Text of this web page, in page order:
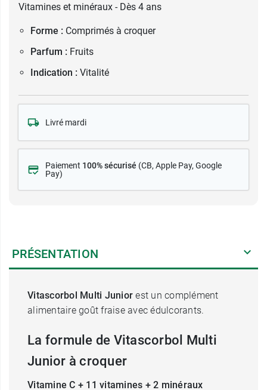
Vitamines et minéraux - Dès 4 ans
Forme : Comprimés à croquer
Parfum : Fruits
Indication : Vitalité
Livré mardi
Paiement 100% sécurisé (CB, Apple Pay, Google
Pay)
PRÉSENTATION
Vitascorbol Multi Juniorest un complément
alimentaire goût fraise avec édulcorants.
La formule de Vitascorbol Multi
Junior à croquer
Vitamine C + 11 vitamines + 2 minéraux